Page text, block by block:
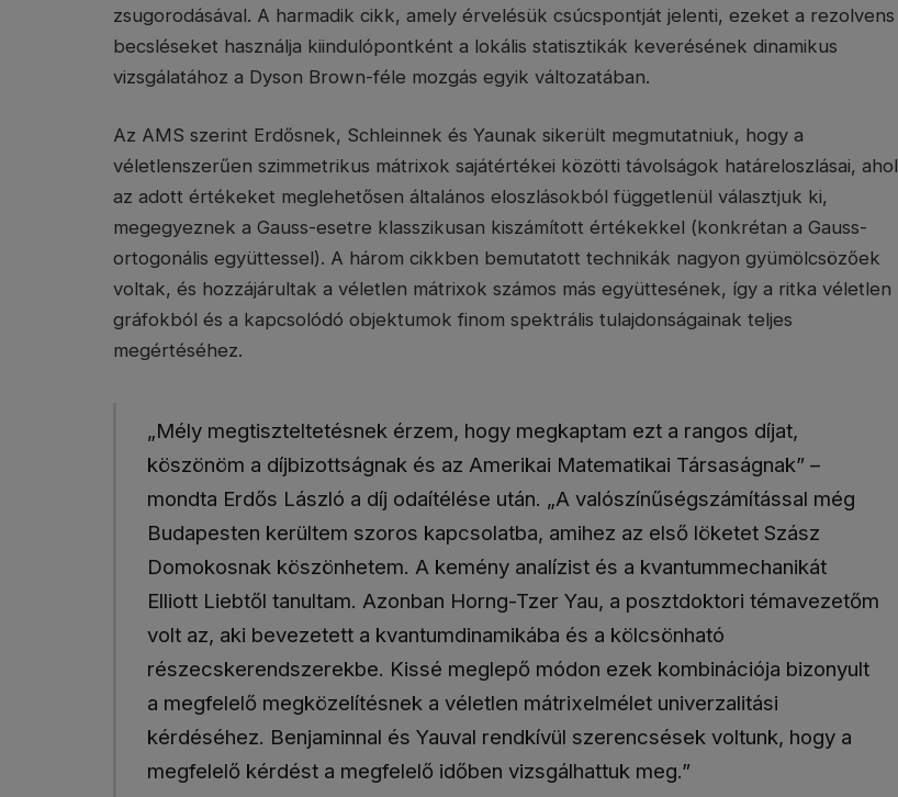
zsugorodásával. A harmadik cikk, amely érvelésük csúcspontját jelenti, ezeket a rezolvens
becsléseket használja kiindulópontként a lokális statisztikák keverésének dinamikus
vizsgálatához a Dyson Brown-féle mozgás egyik változatában.
Az AMS szerint Erdősnek, Schleinnek és Yaunak sikerült megmutatniuk, hogy a
véletlenszerűen szimmetrikus mátrixok sajátértékei közötti távolságok határeloszlásai, ahol
az adott értékeket meglehetősen általános eloszlásokból függetlenül választjuk ki,
megegyeznek a Gauss-esetre klasszikusan kiszámított értékekkel (konkrétan a Gauss-
ortogonális együttessel). A három cikkben bemutatott technikák nagyon gyümölcsözőek
voltak, és hozzájárultak a véletlen mátrixok számos más együttesének, így a ritka véletlen
gráfokból és a kapcsolódó objektumok finom spektrális tulajdonságainak teljes
megértéséhez.
„Mély megtiszteltetésnek érzem, hogy megkaptam ezt a rangos díjat,
köszönöm a díjbizottságnak és az Amerikai Matematikai Társaságnak” –
mondta Erdős László a díj odaítélése után. „A valószínűségszámítással még
Budapesten kerültem szoros kapcsolatba, amihez az első löketet Szász
Domokosnak köszönhetem. A kemény analízist és a kvantummechanikát
Elliott Liebtől tanultam. Azonban Horng-Tzer Yau, a posztdoktori témavezetőm
volt az, aki bevezetett a kvantumdinamikába és a kölcsönható
részecskerendszerekbe. Kissé meglepő módon ezek kombinációja bizonyult
a megfelelő megközelítésnek a véletlen mátrixelmélet univerzalitási
kérdéséhez. Benjaminnal és Yauval rendkívül szerencsések voltunk, hogy a
megfelelő kérdést a megfelelő időben vizsgálhattuk meg.”